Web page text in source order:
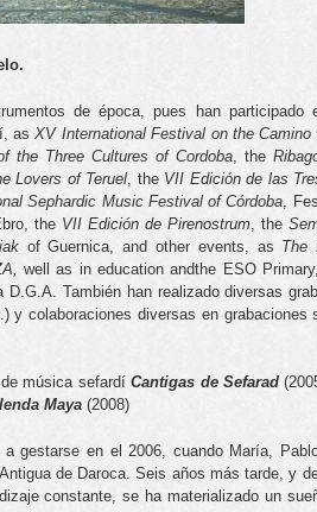
de época, pues han participado
asXV International Festival on the Camino
the Three Cultures of Cordoba , the
Lovers of Teruel , the VII Ediciónde las
Sephardic Music Festival of Córdoba ,
the VII Edición de Pirenostrum , the
of Guernica, and other events, as The
well as in education andthe ESO
También han realizado diversas
colaboraciones diversas en grabaciones
de música sefardíCantigas de Sefarad
Maya (2008)
gestarse en el 2006, cuando María,
de Daroca. Seis años más tarde, y
constante, se ha materializado un